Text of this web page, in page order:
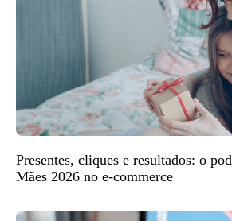
Presentes, cliques e resultados: o
Mães 2026 no e-commerce